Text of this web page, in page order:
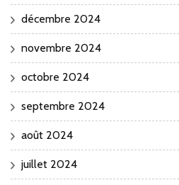
décembre 2024
novembre 2024
octobre 2024
septembre 2024
août 2024
juillet 2024